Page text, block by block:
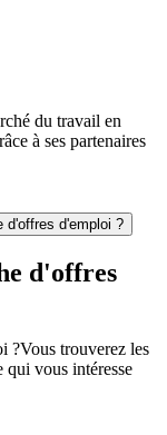
du travail en
à ses partenaires
d'offres d'emploi ?
d'offres
?Vous trouverez les
qui vous intéresse